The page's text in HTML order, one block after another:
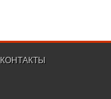
КОНТАКТЫ